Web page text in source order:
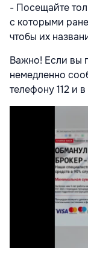
- Посещайте
с которыми
чтобы их
Важно! Если вы
немедленно
телефону 112 и